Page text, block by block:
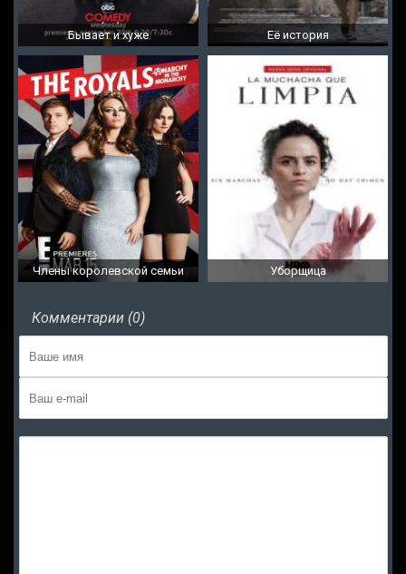
Бывает и хуже Её история
Члены королевской семьи Уборщица
Комментарии (0)